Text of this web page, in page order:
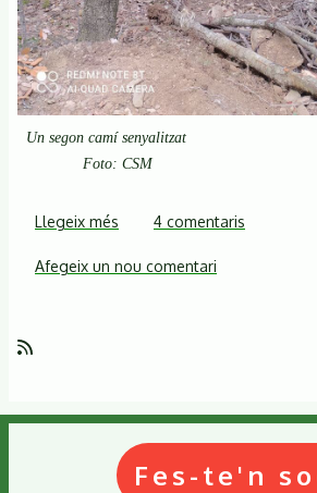
Un segon camí
Foto: CSM
Llegeix més sobre
de
les
seves
activitats
4 comentaris
Afegeix un nou comentari
Fes-te'n